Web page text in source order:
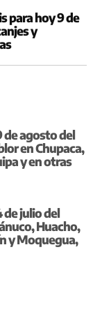
para hoy 9 de
y
de agosto del
en Chupaca,
y en otras
de julio del
Huacho,
y Moquegua,